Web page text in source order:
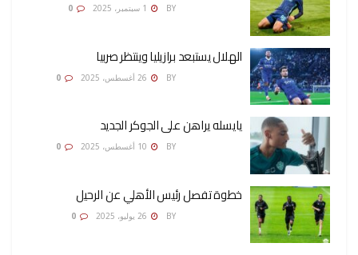
BY
الهلال يستبعد برازيليا وينتظر صربيا
BY
يايسله يراهن على الجوكر الجديد
BY
خطوة تفصل رئيس الأهلي عن الرحيل
BY